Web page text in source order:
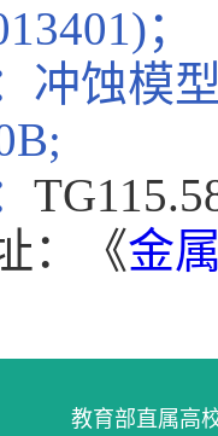
；
冲蚀模型
：《金
教育部直属高